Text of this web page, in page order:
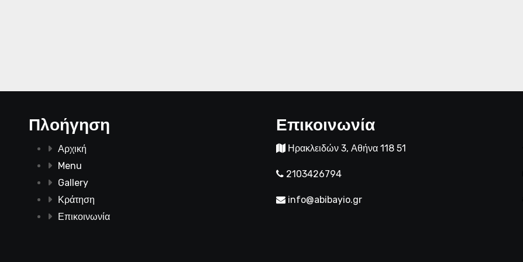
Πλοήγηση
Αρχική
Menu
Gallery
Κράτηση
Επικοινωνία
Επικοινωνία
Ηρακλειδών 3, Αθήνα 118 51
2103426794
info@abibayio.gr